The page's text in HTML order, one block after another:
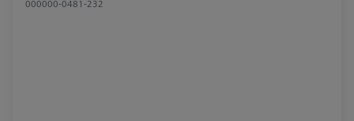
000000-0481-232